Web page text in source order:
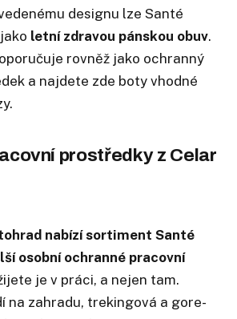
designu lze Santé
letní zdravou pánskou obuv.
rovněž jako ochranný
a najdete zde boty vhodné
prostředky z Celar
nabízí sortiment Santé
osobní ochranné pracovní
je v práci, a nejen tam.
na zahradu, trekingová a gore-